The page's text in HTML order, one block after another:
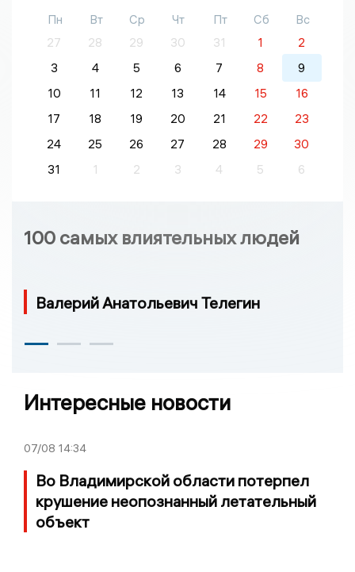
Пн Вт Ср Чт Пт Сб
Вс
27
28 29 30 31 1
2
3
4 5 6 7 8
9
10
11 12 13 14 15
16
17
18 19 20 21 22
23
24
25 26 27 28 29
30
31
1 2 3 4 5 6
100 самых влиятельных людей
Валерий Анатольевич Телегин
Интересные новости
07/08 14:34
Во Владимирской области потерпел
крушение неопознанный летательный
объект